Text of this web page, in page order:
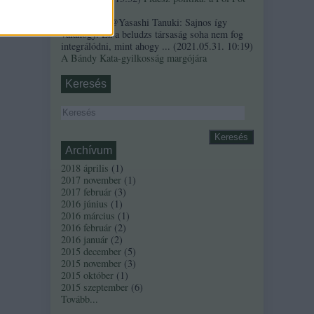
@Yasashi Tanuki: Sajnos így
valahogy. Ez a beludzs társaság soha nem fog
integrálódni, mint ahogy ... (2021.05.31. 10:19)
A Bándy Kata-gyilkosság margójára
Keresés
Archívum
2018 április ( 1 )
2017 november ( 1 )
2017 február (3)
2016 június ( 1 )
2016 március ( 1 )
2016 február (2)
2016 január (2)
2015 december (5)
2015 november (3)
2015 október ( 1 )
2015 szeptember (6)
Tovább...